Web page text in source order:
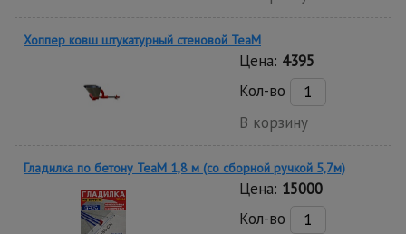
Хоппер ковш штукатурный стеновой TeaM
Цена: 4395
Кол-во
В корзину
Гладилка по бетону TeaM 1,8 м (со сборной ручкой 5,7м)
Цена: 15000
Кол-во